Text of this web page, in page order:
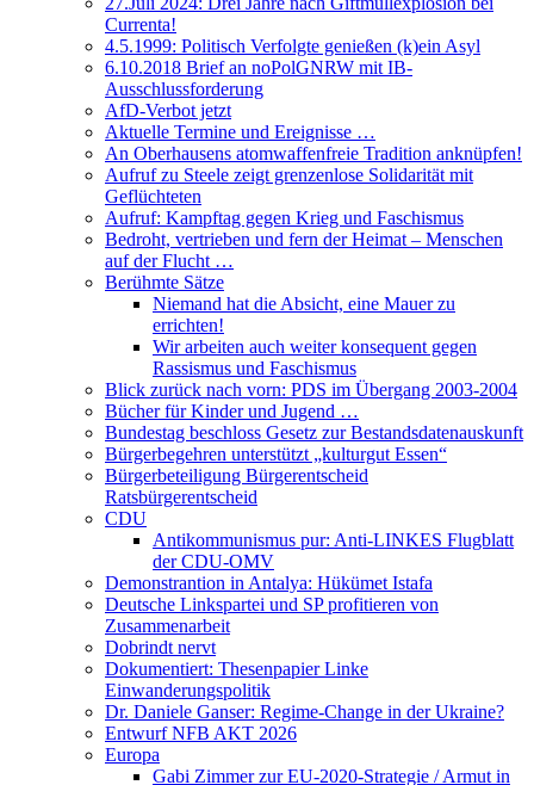
Currenta!
4.5.1999: Politisch Verfolgte genießen (k)ein Asyl
6.10.2018 Brief an noPolGNRW mit IB-
Ausschlussforderung
AfD-Verbot jetzt
Aktuelle Termine und Ereignisse …
An Oberhausens atomwaffenfreie Tradition anknüpfen!
Aufruf zu Steele zeigt grenzenlose Solidarität mit
Geflüchteten
Aufruf: Kampftag gegen Krieg und Faschismus
Bedroht, vertrieben und fern der Heimat – Menschen
auf der Flucht …
Berühmte Sätze
Niemand hat die Absicht, eine Mauer zu
errichten!
Wir arbeiten auch weiter konsequent gegen
Rassismus und Faschismus
Blick zurück nach vorn: PDS im Übergang 2003-2004
Bücher für Kinder und Jugend …
Bundestag beschloss Gesetz zur Bestandsdatenauskunft
Bürgerbegehren unterstützt „kulturgut Essen“
Bürgerbeteiligung Bürgerentscheid
Ratsbürgerentscheid
CDU
Antikommunismus pur: Anti-LINKES Flugblatt
der CDU-OMV
Demonstrantion in Antalya: Hükümet Istafa
Deutsche Linkspartei und SP profitieren von
Zusammenarbeit
Dobrindt nervt
Dokumentiert: Thesenpapier Linke
Einwanderungspolitik
Dr. Daniele Ganser: Regime-Change in der Ukraine?
Entwurf NFB AKT 2026
Europa
Gabi Zimmer zur EU-2020-Strategie / Armut in